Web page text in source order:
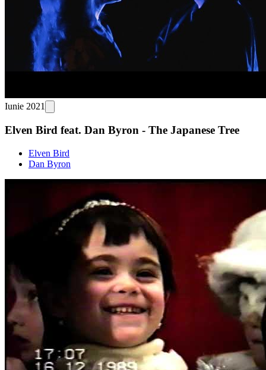
Iunie 2021
Elven Bird feat. Dan Byron - The Japanese Tree
Elven Bird
Dan Byron